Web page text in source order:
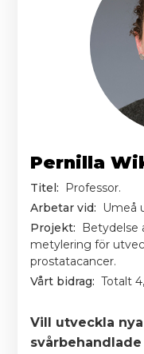
Pernilla
Titel:
Professor.
Arbetar vid:
Umeå
Projekt:
Betydelse
metylering för
prostatacancer.
Vårt bidrag: Totalt
Vill utveckla